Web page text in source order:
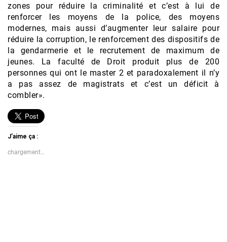
zones pour réduire la criminalité et c’est à lui de
renforcer les moyens de la police, des moyens
modernes, mais aussi d’augmenter leur salaire pour
réduire la corruption, le renforcement des dispositifs de
la gendarmerie et le recrutement de maximum de
jeunes. La faculté de Droit produit plus de 200
personnes qui ont le master 2 et paradoxalement il n’y
a pas assez de magistrats et c’est un déficit à
combler».
J’aime ça :
chargement…